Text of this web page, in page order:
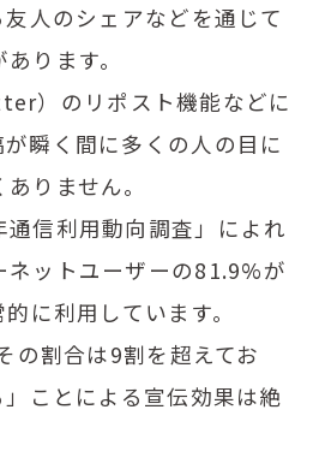
人のシェアなどを通じて
ります。
）のリポスト機能などに
瞬く間に多くの人の目に
りません。
信利用動向調査」によれ
ネットユーザーの81.9%が
に利用しています。
の割合は9割を超えてお
」ことによる宣伝効果は絶